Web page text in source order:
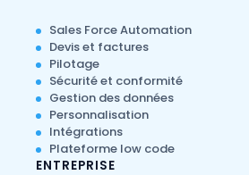
Sales Force Automation
Devis et factures
Pilotage
Sécurité et conformité
Gestion des données
Personnalisation
Intégrations
Plateforme low code
ENTREPRISE